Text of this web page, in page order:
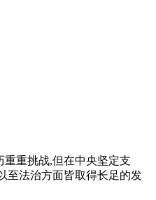
重重挑战,但在中央坚定支
至法治方面皆取得长足的发